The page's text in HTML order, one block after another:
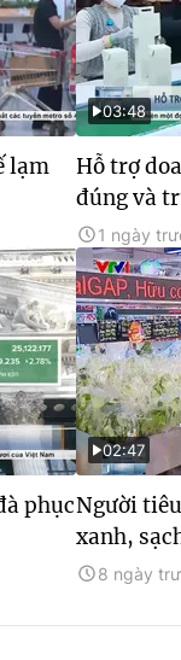
lạm
03:48
Hỗ trợ
đúng và
1 ngày
phục
02:47
Người
xanh,
8 ngày